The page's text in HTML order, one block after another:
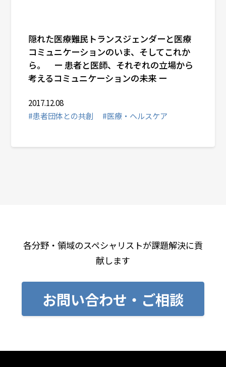
隠れた医療難民トランスジェンダーと医療
コミュニケーションのいま、そしてこれか
ら。 ー 患者と医師、それぞれの立場から
考えるコミュニケーションの未来 ー
2017.12.08
#患者団体との共創
#医療・ヘルスケア
各分野・領域のスペシャリストが課題解決に貢
献します
お問い合わせ・ご相談